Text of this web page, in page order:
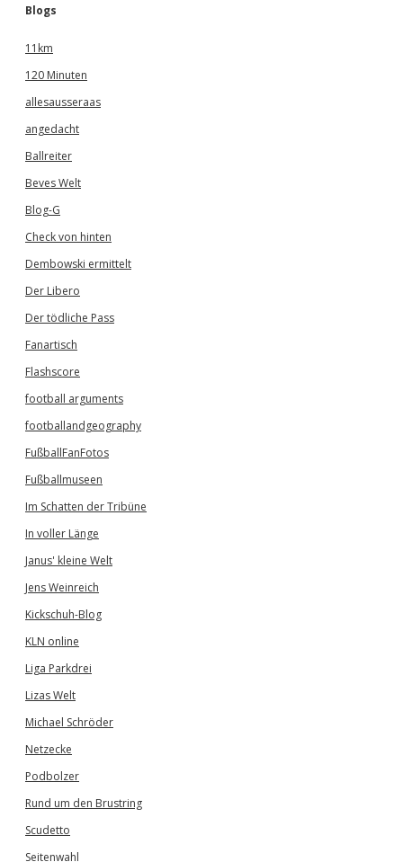
Blogs
11km
120 Minuten
allesausseraas
angedacht
Ballreiter
Beves Welt
Blog-G
Check von hinten
Dembowski ermittelt
Der Libero
Der tödliche Pass
Fanartisch
Flashscore
football arguments
footballandgeography
FußballFanFotos
Fußballmuseen
Im Schatten der Tribüne
In voller Länge
Janus' kleine Welt
Jens Weinreich
Kickschuh-Blog
KLN online
Liga Parkdrei
Lizas Welt
Michael Schröder
Netzecke
Podbolzer
Rund um den Brustring
Scudetto
Seitenwahl